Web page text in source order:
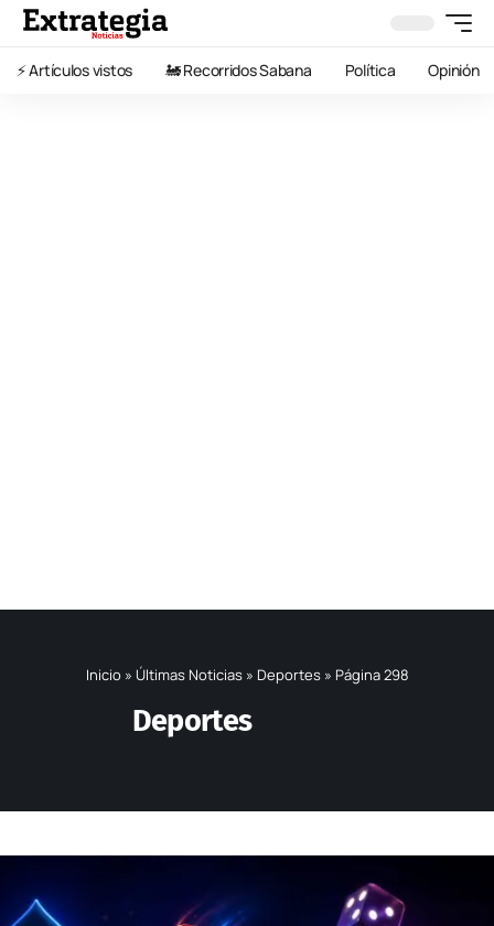
⚡️ Artículos vistos 🚂 Recorridos Sabana Política Opinión
Inicio» Últimas Noticias» Deportes» Página 298
Deportes